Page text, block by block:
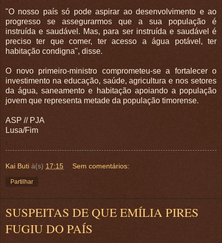
"O nosso país só pode aspirar ao desenvolvimento e ao
progresso se assegurarmos que a sua população é
instruída e saudável. Mas, para ser instruída e saudável é
preciso ter que comer, ter acesso a água potável, ter
habitação condigna", disse.
O novo primeiro-ministro comprometeu-se a fortalecer o
investimento na educação, saúde, agricultura e nos setores
da água, saneamento e habitação apoiando a população
jovem que representa metade da população timorense.
ASP // PJA
Lusa/Fim
.
Kai Buti à(s) 17:15 Sem comentários:
Partilhar
SUSPEITAS DE QUE EMÍLIA PIRES
FUGIU DO PAÍS